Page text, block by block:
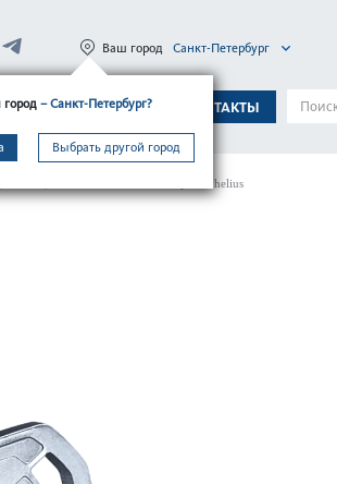
ТЕХПОДДЕРЖКА КОНТАКТЫ
– Санкт-Петербург?
Выбрать другой город
Ваш город Санкт-Петербург
ключами Система запирания helius